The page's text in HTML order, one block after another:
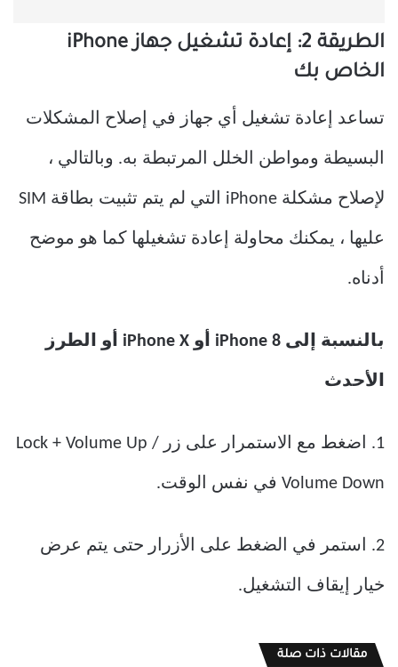
الطريقة 2: إعادة تشغيل جهاز iPhone
الخاص بك
تساعد إعادة تشغيل أي جهاز في إصلاح المشكلات
البسيطة ومواطن الخلل المرتبطة به. وبالتالي ،
لإصلاح مشكلة iPhone التي لم يتم تثبيت بطاقة SIM
عليها ، يمكنك محاولة إعادة تشغيلها كما هو موضح
أدناه.
بالنسبة إلى iPhone 8 أو iPhone X أو الطرز
الأحدث
1. اضغط مع الاستمرار على زر Lock + Volume Up /
Volume Down في نفس الوقت.
2. استمر في الضغط على الأزرار حتى يتم عرض
خيار إيقاف التشغيل.
مقالات ذات صلة